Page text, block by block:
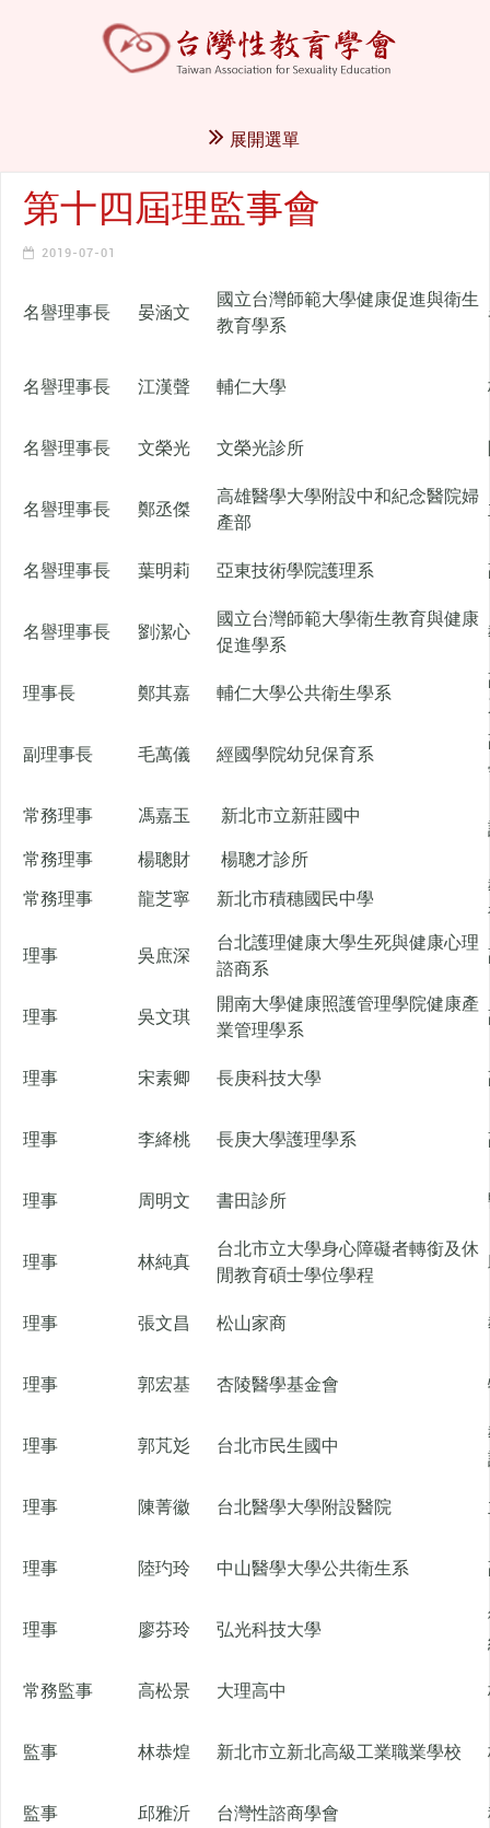
展開選單
第十四屆理監事會
2019-07-01
名譽理事長 晏涵文
國立台灣師範大學健康促進與衛生
教育學系
名譽理事長 江漢聲 輔仁大學
名譽理事長 文榮光 文榮光診所
名譽理事長 鄭丞傑
高雄醫學大學附設中和紀念醫院婦
產部
名譽理事長 葉明莉 亞東技術學院護理系
名譽理事長 劉潔心
國立台灣師範大學衛生教育與健康
促進學系
理事長 鄭其嘉 輔仁大學公共衛生學系
副理事長 毛萬儀 經國學院幼兒保育系
常務理事 馮嘉玉 新北市立新莊國中
常務理事
楊聰財 楊聰才診所
常務理事 龍芝寧 新北市積穗國民中學
理事 吳庶深
台北護理健康大學生死與健康心理
諮商系
理事 吳文琪
開南大學健康照護管理學院健康產
業管理學系
理事 宋素卿 長庚科技大學
理事 李絳桃 長庚大學護理學系
理事 周明文 書田診所
理事 林純真
台北市立大學身心障礙者轉銜及休
閒教育碩士學位學程
理事 張文昌 松山家商
理事 郭宏基 杏陵醫學基金會
理事 郭芃彣 台北市民生國中
理事 陳菁徽 台北醫學大學附設醫院
理事 陸玓玲 中山醫學大學公共衛生系
理事 廖芬玲 弘光科技大學
常務監事 高松景 大理高中
監事 林恭煌 新北市立新北高級工業職業學校
監事 邱雅沂 台灣性諮商學會